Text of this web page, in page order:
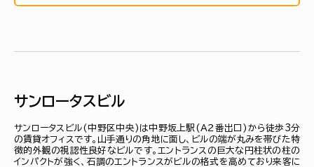
サンロータスビル
サンロータスビル(中野区中央)は中野坂上駅(Ａ２番出口)から徒歩3分
の賃貸オフィスです。山手通りの角地に面し、ビルの端が丸みを帯びた特
徴的外観の視認性良好なビルです。エントランスの巨大な円柱状の柱の
インパクトが強く、石調のエントランスがビルの格式を高めており来客に